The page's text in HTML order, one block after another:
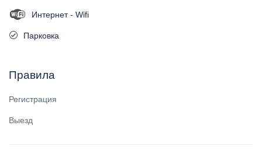
Интернет - Wifi
Парковка
Правила
Регистрация
Выезд